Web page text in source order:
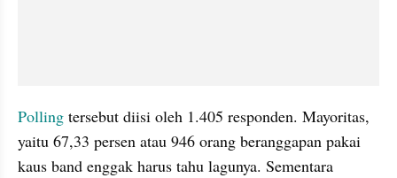
Polling tersebut diisi oleh 1.405 responden. Mayoritas,
yaitu 67,33 persen atau 946 orang beranggapan pakai
kaus band enggak harus tahu lagunya. Sementara